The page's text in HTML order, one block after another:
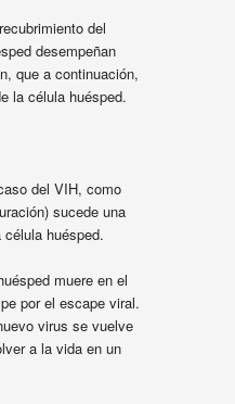
del
desempeñan
que a continuación,
la célula huésped.
del VIH, como
sucede una
huésped.
muere en el
por el escape viral.
virus se vuelve
a la vida en un